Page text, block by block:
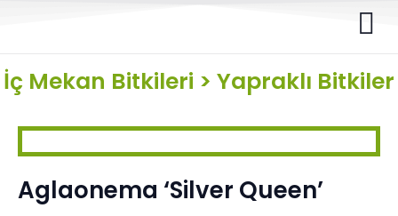
İç Mekan Bitkileri > Yapraklı Bitkiler
Aglaonema ‘Silver Queen’